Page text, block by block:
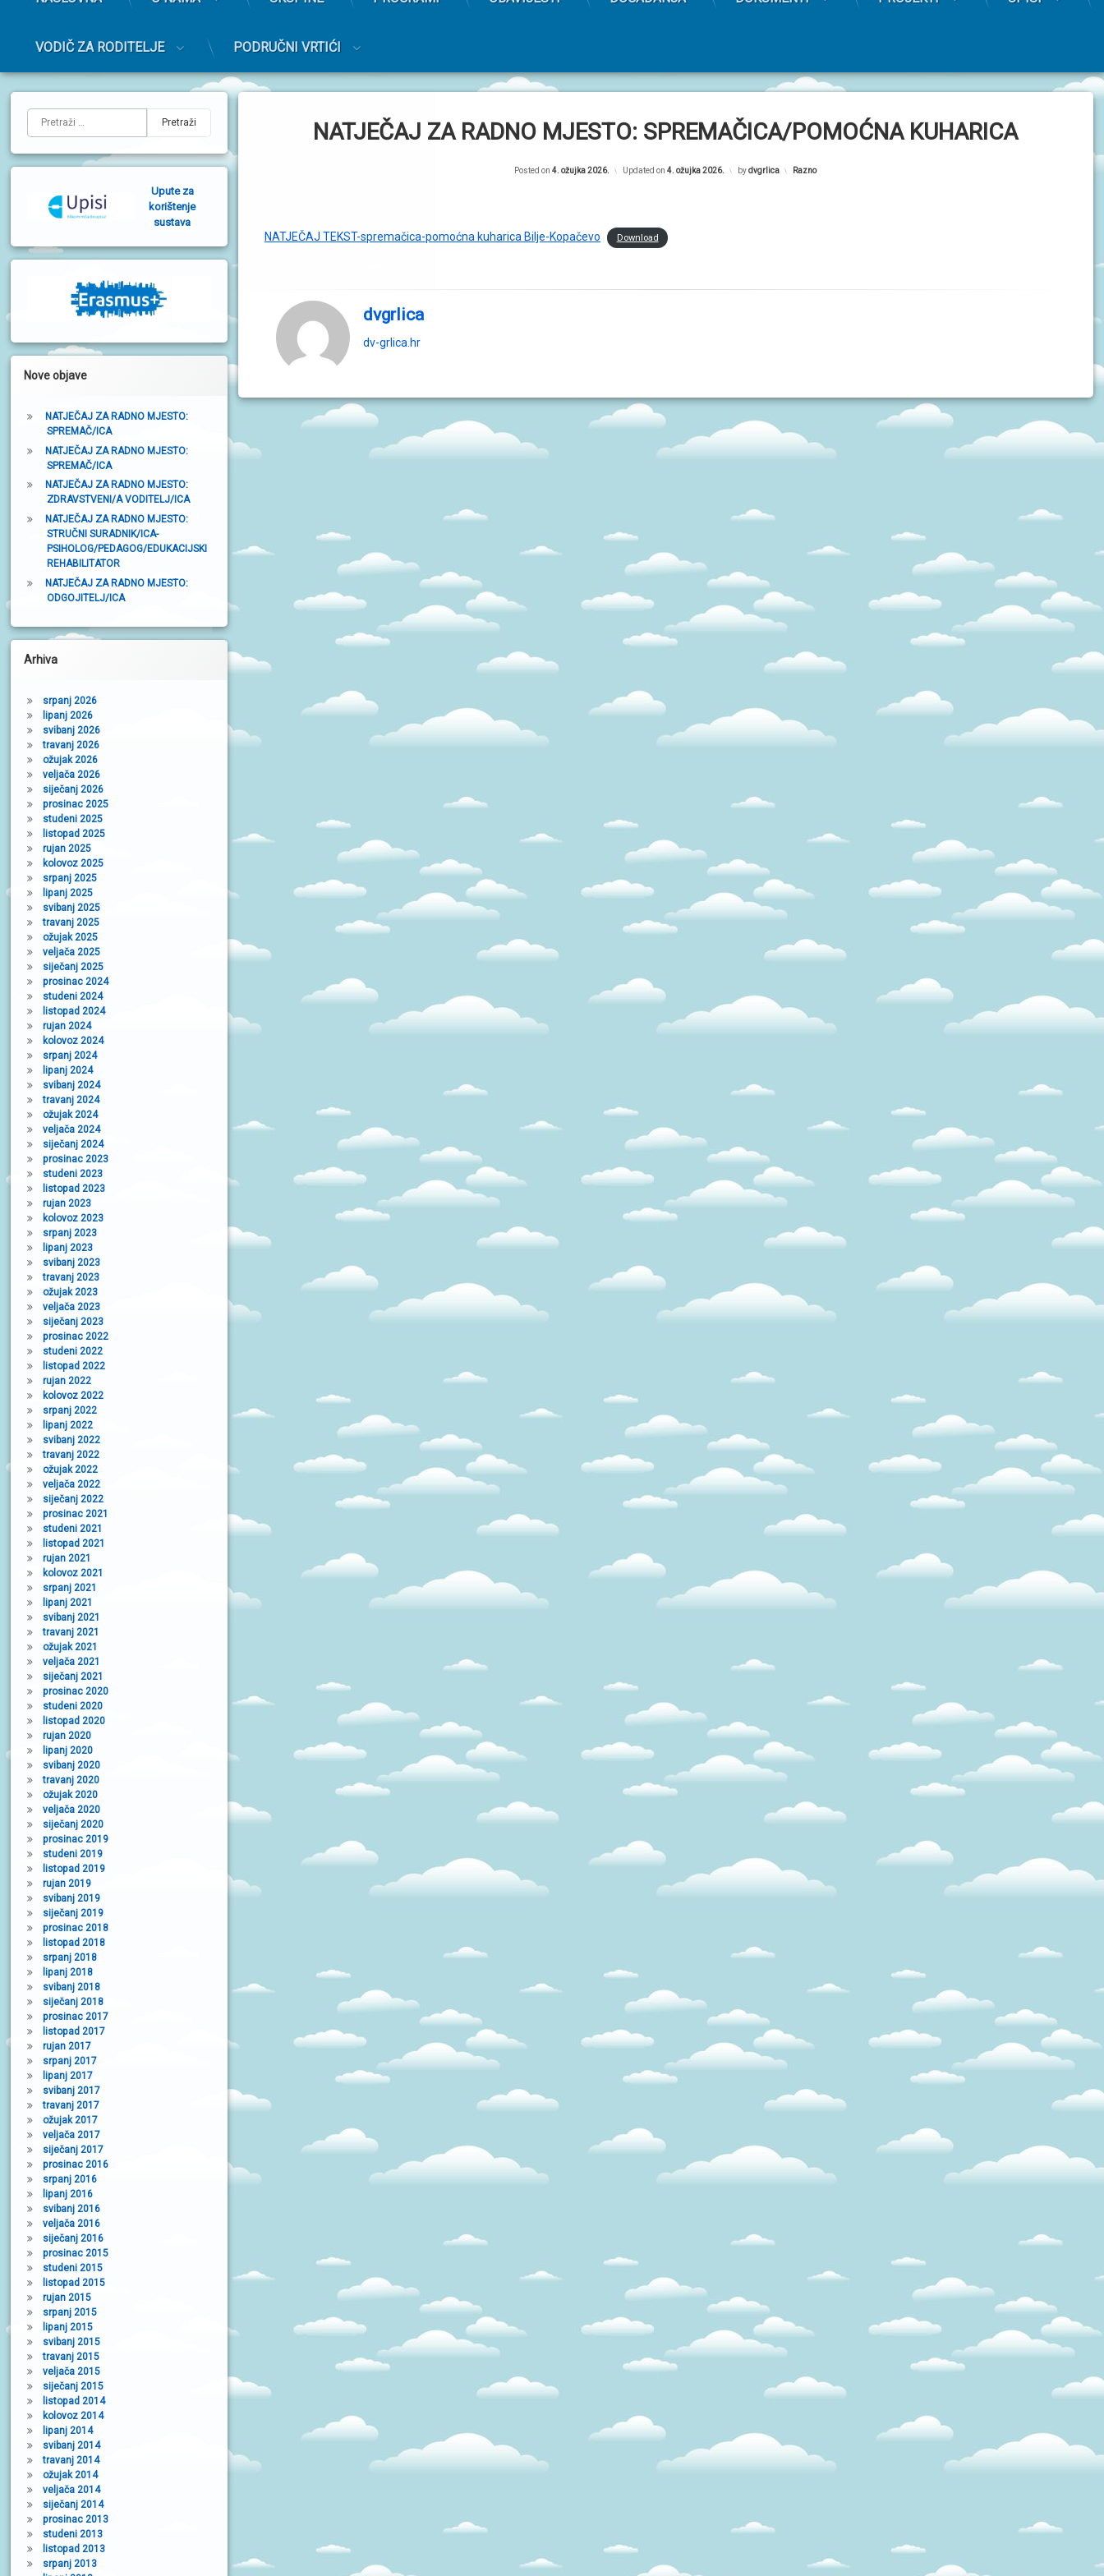
Preskoči
na
sadržaj
m
r
i
VODIČ ZA RODITELJE PODRUČNI VRTIĆI
NATJEČAJ ZA RADNO MJESTO: SPREMAČICA/POMOĆNA KUHARICA
Posted on4. ožujka 2026. Updated on4. ožujka 2026. bydvgrlica Kategorije:
Razno
NATJEČAJ TEKST-spremačica-pomoćna kuharica Bilje-Kopačevo Download
dvgrlica
dv-grlica.hr
j
b
a
Upute za
korištenje
sustava
Nove objave
NATJEČAJ ZA RADNO MJESTO:
SPREMAČ/ICA
NATJEČAJ ZA RADNO MJESTO:
SPREMAČ/ICA
NATJEČAJ ZA RADNO MJESTO:
ZDRAVSTVENI/A VODITELJ/ICA
NATJEČAJ ZA RADNO MJESTO:
STRUČNI SURADNIK/ICA-
PSIHOLOG/PEDAGOG/EDUKACIJSKI
REHABILITATOR
NATJEČAJ ZA RADNO MJESTO:
ODGOJITELJ/ICA
Arhiva
srpanj 2026
lipanj 2026
svibanj 2026
travanj 2026
ožujak 2026
veljača 2026
siječanj 2026
prosinac 2025
studeni 2025
listopad 2025
rujan 2025
kolovoz 2025
srpanj 2025
lipanj 2025
svibanj 2025
travanj 2025
ožujak 2025
veljača 2025
siječanj 2025
prosinac 2024
studeni 2024
listopad 2024
rujan 2024
kolovoz 2024
srpanj 2024
lipanj 2024
svibanj 2024
travanj 2024
ožujak 2024
veljača 2024
siječanj 2024
prosinac 2023
studeni 2023
listopad 2023
rujan 2023
kolovoz 2023
srpanj 2023
lipanj 2023
svibanj 2023
travanj 2023
ožujak 2023
veljača 2023
siječanj 2023
prosinac 2022
studeni 2022
listopad 2022
rujan 2022
kolovoz 2022
srpanj 2022
lipanj 2022
svibanj 2022
travanj 2022
ožujak 2022
veljača 2022
siječanj 2022
prosinac 2021
studeni 2021
listopad 2021
rujan 2021
kolovoz 2021
srpanj 2021
lipanj 2021
svibanj 2021
travanj 2021
ožujak 2021
veljača 2021
siječanj 2021
prosinac 2020
studeni 2020
listopad 2020
rujan 2020
lipanj 2020
svibanj 2020
travanj 2020
ožujak 2020
veljača 2020
siječanj 2020
prosinac 2019
studeni 2019
listopad 2019
rujan 2019
svibanj 2019
siječanj 2019
prosinac 2018
listopad 2018
srpanj 2018
lipanj 2018
svibanj 2018
siječanj 2018
prosinac 2017
listopad 2017
rujan 2017
srpanj 2017
lipanj 2017
svibanj 2017
travanj 2017
ožujak 2017
veljača 2017
siječanj 2017
prosinac 2016
srpanj 2016
lipanj 2016
svibanj 2016
veljača 2016
siječanj 2016
prosinac 2015
studeni 2015
listopad 2015
rujan 2015
srpanj 2015
lipanj 2015
svibanj 2015
travanj 2015
veljača 2015
siječanj 2015
listopad 2014
kolovoz 2014
lipanj 2014
svibanj 2014
travanj 2014
ožujak 2014
veljača 2014
siječanj 2014
prosinac 2013
studeni 2013
listopad 2013
srpanj 2013